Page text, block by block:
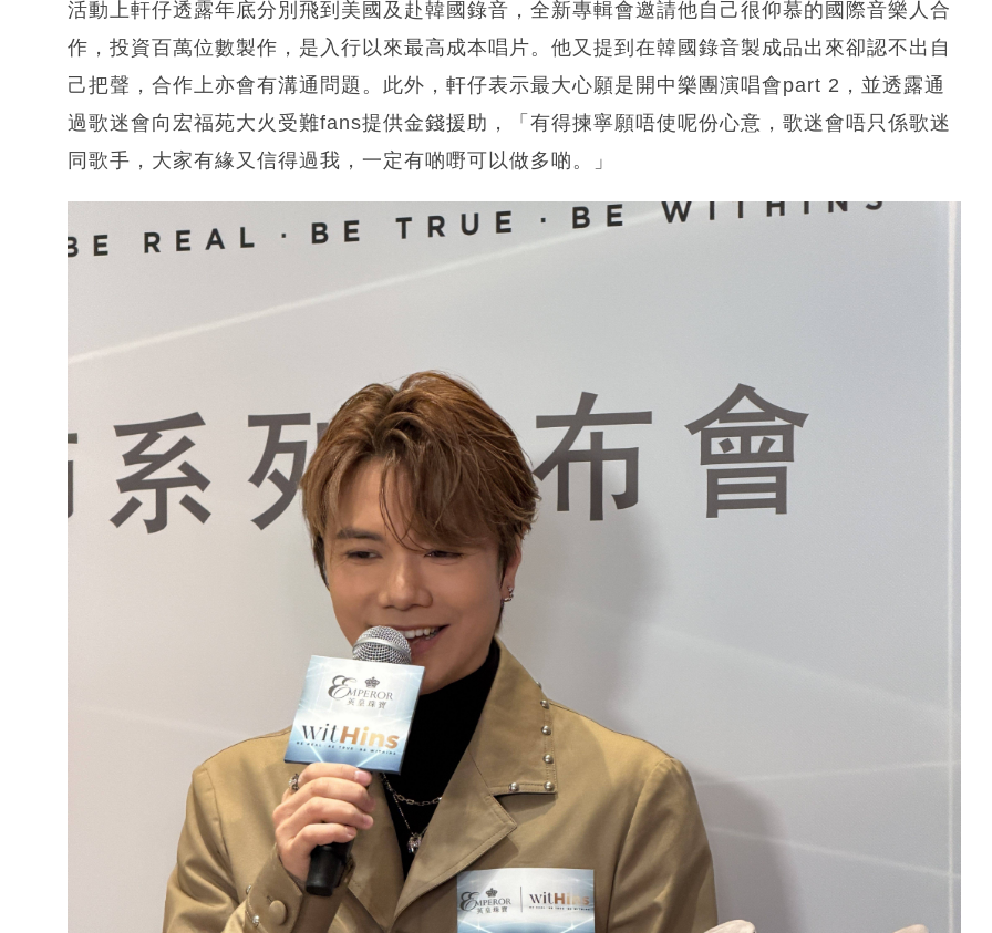
活動上軒仔透露年底分別飛到美國及赴韓國錄音，全新專輯會邀請他自己很仰慕的國際音樂人合
作，投資百萬位數製作，是入行以來最高成本唱片。他又提到在韓國錄音製成品出來卻認不出自
己把聲，合作上亦會有溝通問題。此外，軒仔表示最大心願是開中樂團演唱會part 2，並透露通
過歌迷會向宏福苑大火受難fans提供金錢援助，「有得揀寧願唔使呢份心意，歌迷會唔只係歌迷
同歌手，大家有緣又信得過我，一定有啲嘢可以做多啲。」